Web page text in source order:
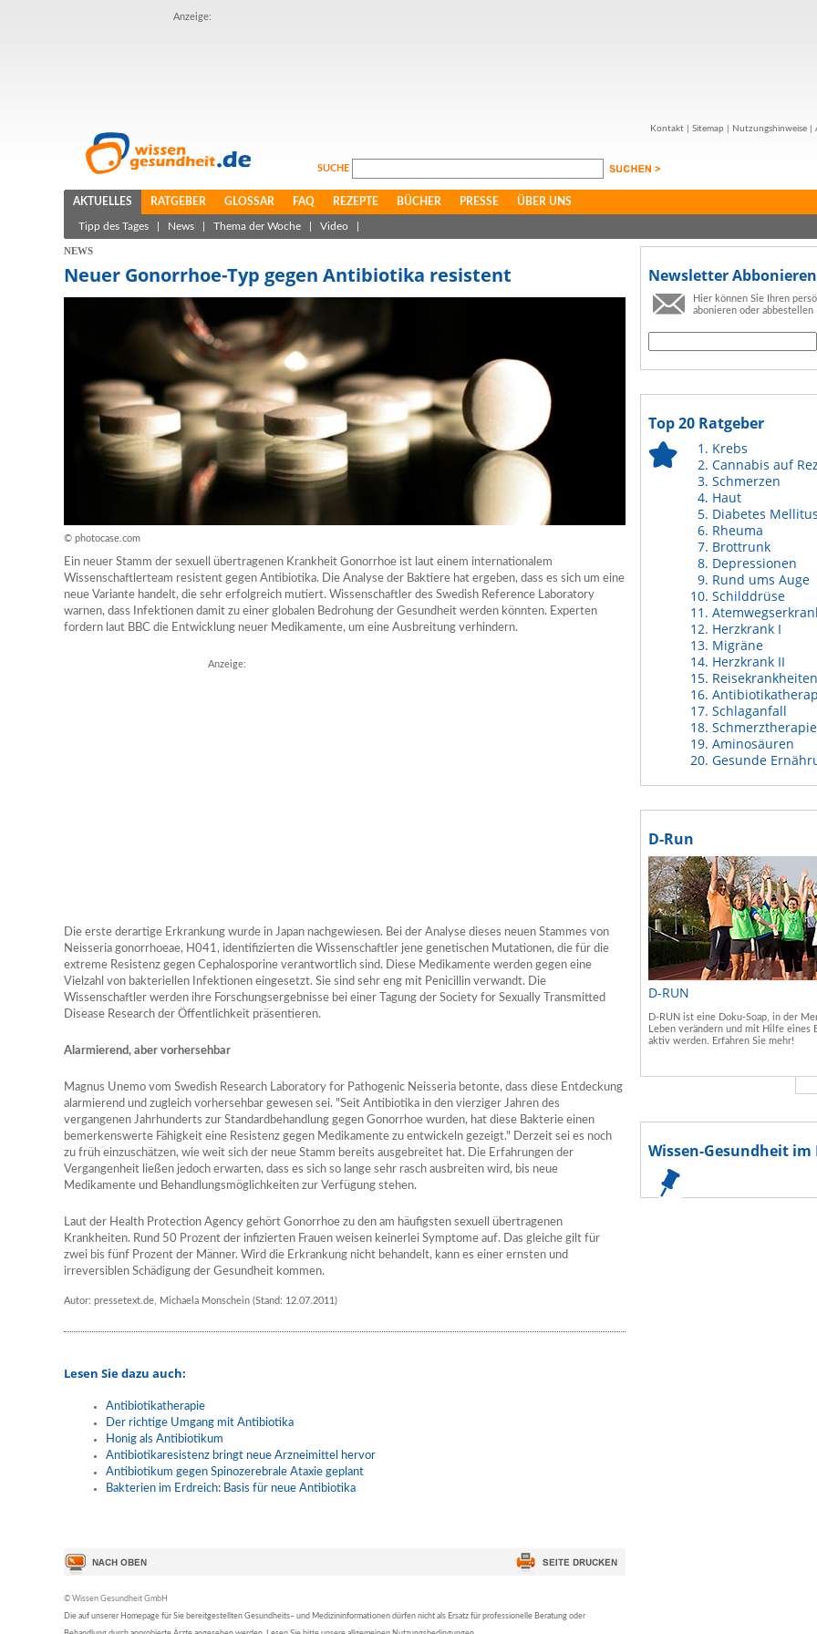
Anzeige:
Kontakt Sitemap Nutzungshinweise
SUCHE
AKTUELLES RATGEBER GLOSSAR FAQ REZEPTE BÜCHER PRESSE ÜBER UNS
Tipp des Tages News Thema der Woche Video
NEWS
Neuer Gonorrhoe-Typ gegen Antibiotika resistent
© photocase.com
Ein neuer Stamm der sexuell übertragenen Krankheit Gonorrhoe ist laut einem internationalem
Wissenschaftlerteam resistent gegen Antibiotika. Die Analyse der Baktiere hat ergeben, dass es sich um eine
neue Variante handelt, die sehr erfolgreich mutiert. Wissenschaftler des Swedish Reference Laboratory
warnen, dass Infektionen damit zu einer globalen Bedrohung der Gesundheit werden könnten. Experten
fordern laut BBC die Entwicklung neuer Medikamente, um eine Ausbreitung verhindern.
Anzeige:
Die erste derartige Erkrankung wurde in Japan nachgewiesen. Bei der Analyse dieses neuen Stammes von
Neisseria gonorrhoeae, H041, identifizierten die Wissenschaftler jene genetischen Mutationen, die für die
extreme Resistenz gegen Cephalosporine verantwortlich sind. Diese Medikamente werden gegen eine
Vielzahl von bakteriellen Infektionen eingesetzt. Sie sind sehr eng mit Penicillin verwandt. Die
Wissenschaftler werden ihre Forschungsergebnisse bei einer Tagung der Society for Sexually Transmitted
Disease Research der Öffentlichkeit präsentieren.
Alarmierend, aber vorhersehbar
Magnus Unemo vom Swedish Research Laboratory for Pathogenic Neisseria betonte, dass diese Entdeckung
alarmierend und zugleich vorhersehbar gewesen sei. "Seit Antibiotika in den vierziger Jahren des
vergangenen Jahrhunderts zur Standardbehandlung gegen Gonorrhoe wurden, hat diese Bakterie einen
bemerkenswerte Fähigkeit eine Resistenz gegen Medikamente zu entwickeln gezeigt." Derzeit sei es noch
zu früh einzuschätzen, wie weit sich der neue Stamm bereits ausgebreitet hat. Die Erfahrungen der
Vergangenheit ließen jedoch erwarten, dass es sich so lange sehr rasch ausbreiten wird, bis neue
Medikamente und Behandlungsmöglichkeiten zur Verfügung stehen.
Laut der Health Protection Agency gehört Gonorrhoe zu den am häufigsten sexuell übertragenen
Krankheiten. Rund 50 Prozent der infizierten Frauen weisen keinerlei Symptome auf. Das gleiche gilt für
zwei bis fünf Prozent der Männer. Wird die Erkrankung nicht behandelt, kann es einer ernsten und
irreversiblen Schädigung der Gesundheit kommen.
Autor: pressetext.de, Michaela Monschein (Stand: 12.07.2011)
Lesen Sie dazu auch:
Antibiotikatherapie
Der richtige Umgang mit Antibiotika
Honig als Antibiotikum
Antibiotikaresistenz bringt neue Arzneimittel hervor
Antibiotikum gegen Spinozerebrale Ataxie geplant
Bakterien im Erdreich: Basis für neue Antibiotika
© Wissen Gesundheit GmbH
Die auf unserer Homepage für Sie bereitgestellten Gesundheits– und Medizininformationen dürfen nicht als Ersatz für professionelle Beratung oder
Newsletter Abbonieren
Hier können Sie Ihren
abonieren oder abbestellen
Top 20 Ratgeber
Krebs
Cannabis auf
Schmerzen
Haut
Diabetes Mellitus
Rheuma
Brottrunk
Depressionen
Rund ums Auge
Schilddrüse
Herzkrank I
Migräne
Herzkrank II
Reisekrankheiten
Schlaganfall
Schmerztherapie
Aminosäuren
Gesunde
D-Run
D-RUN
D-RUN ist eine Doku-Soap, in der
Leben verändern und mit Hilfe eines
aktiv werden. Erfahren Sie mehr!
Wissen-Gesundheit im